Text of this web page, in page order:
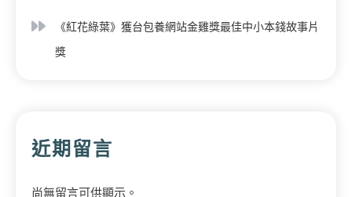
《紅花綠葉》獲台包養網站金雞獎最佳中小本錢故事片
獎
近期留言
尚無留言可供顯示。